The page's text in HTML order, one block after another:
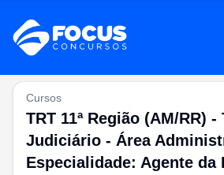
Cursos
TRT 11ª Região (AM/RR)
Judiciário - Área
Especialidade: Agente da